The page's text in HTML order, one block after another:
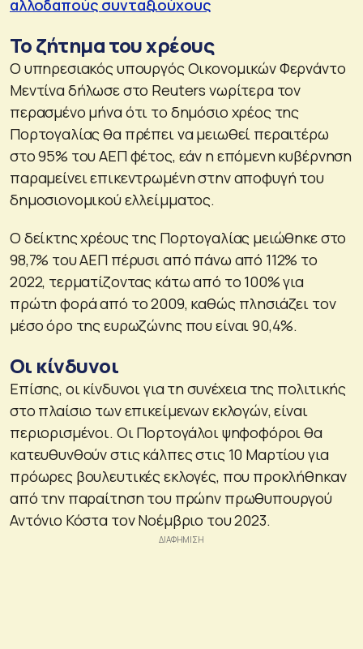
αλλοδαπούς συνταξιούχους
Το ζήτημα του χρέους
Ο υπηρεσιακός υπουργός Οικονομικών Φερνάντο
Μεντίνα δήλωσε στο Reuters νωρίτερα τον
περασμένο μήνα ότι το δημόσιο χρέος της
Πορτογαλίας θα πρέπει να μειωθεί περαιτέρω
στο 95% του ΑΕΠ φέτος, εάν η επόμενη κυβέρνηση
παραμείνει επικεντρωμένη στην αποφυγή του
δημοσιονομικού ελλείμματος.
Ο δείκτης χρέους της Πορτογαλίας μειώθηκε στο
98,7% του ΑΕΠ πέρυσι από πάνω από 112% το
2022, τερματίζοντας κάτω από το 100% για
πρώτη φορά από το 2009, καθώς πλησιάζει τον
μέσο όρο της ευρωζώνης που είναι 90,4%.
Οι κίνδυνοι
Επίσης, οι κίνδυνοι για τη συνέχεια της πολιτικής
στο πλαίσιο των επικείμενων εκλογών, είναι
περιορισμένοι. Οι Πορτογάλοι ψηφοφόροι θα
κατευθυνθούν στις κάλπες στις 10 Μαρτίου για
πρόωρες βουλευτικές εκλογές, που προκλήθηκαν
από την παραίτηση του πρώην πρωθυπουργού
Αντόνιο Κόστα τον Νοέμβριο του 2023.